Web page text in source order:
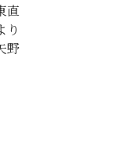
直
り
野